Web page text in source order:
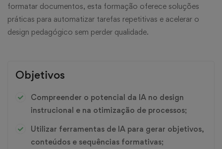
formatar documentos, esta formação oferece soluções
práticas para automatizar tarefas repetitivas e acelerar o
design pedagógico sem perder qualidade.
Objetivos
Compreender o potencial da IA no design
instrucional e na otimização de processos;
Utilizar ferramentas de IA para gerar objetivos,
conteúdos e sequências formativas;